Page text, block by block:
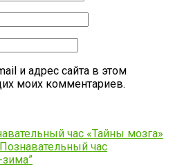
и адрес сайта в этом
моих комментариев.
час «Тайны мозга»
час
зима”